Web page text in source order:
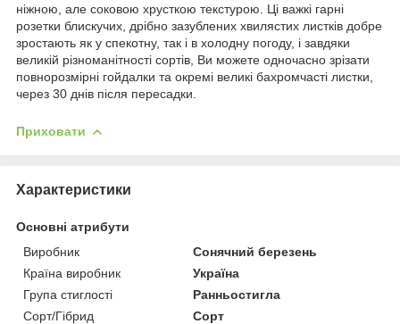
ніжною, але соковою хрусткою текстурою. Ці важкі гарні
розетки блискучих, дрібно зазублених хвилястих листків добре
зростають як у спекотну, так і в холодну погоду, і завдяки
великій різноманітності сортів, Ви можете одночасно зрізати
повнорозмірні гойдалки та окремі великі бахромчасті листки,
через 30 днів після пересадки.
Приховати
Характеристики
Основні атрибути
Виробник
Сонячний березень
Країна виробник
Україна
Група стиглості
Ранньостигла
Сорт/Гібрид
Сорт